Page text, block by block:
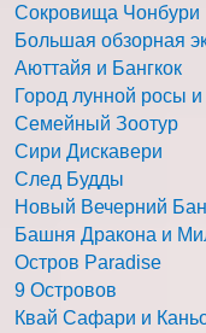
Сокровища Чонбури
Большая обзорная
Аюттайя и Бангкок
Город лунной росы
Семейный Зоотур
Сири Дискавери
След Будды
Новый Вечерний
Башня Дракона и
Остров Paradise
9 Островов
Квай Сафари и